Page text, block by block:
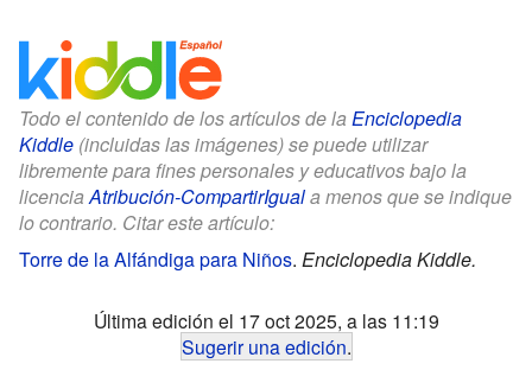
Todo el contenido de los artículos de la Enciclopedia
Kiddle (incluidas las imágenes) se puede utilizar
libremente para fines personales y educativos bajo la
licenciaAtribución-CompartirIguala menos que se indique
lo contrario. Citar este artículo:
Torre de la Alfándiga para Niños. Enciclopedia Kiddle.
Última edición el 17 oct 2025, a las 11:19
Sugerir una edición.